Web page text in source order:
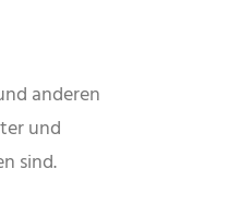
anderen
und
sind.